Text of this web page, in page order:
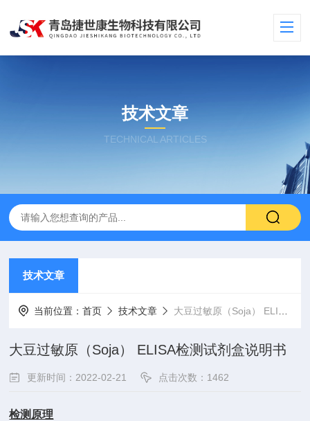
技术文章
TECHNICAL ARTICLES
技术文章
当前位置：首页 技术文章 大豆过敏原（Soja） ELISA检测试剂盒说明书
大豆过敏原（Soja） ELISA检测试剂盒说明书
更新时间：2022-02-21 点击次数：1462
检测原理